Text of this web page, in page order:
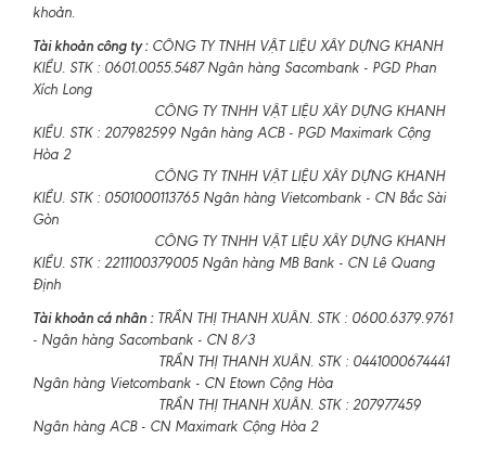
khoản.
Tài khoản công ty :CÔNG TY TNHH VẬT LIỆU XÂY DỰNG KHANH
KIỀU. STK : 0601.0055.5487 Ngân hàng Sacombank - PGD Phan
Xích Long
CÔNG TY TNHH VẬT LIỆU XÂY DỰNG KHANH
KIỀU. STK : 207982599 Ngân hàng ACB - PGD Maximark Cộng
Hòa 2
CÔNG TY TNHH VẬT LIỆU XÂY DỰNG KHANH
KIỀU. STK : 0501000113765 Ngân hàng Vietcombank - CN Bắc Sài
Gòn
CÔNG TY TNHH VẬT LIỆU XÂY DỰNG KHANH
KIỀU. STK : 2211100379005 Ngân hàng MB Bank - CN Lê Quang
Định
Tài khoản cá nhân :TRẦN THỊ THANH XUÂN. STK : 0600.6379.9761
- Ngân hàng Sacombank - CN 8/3
TRẦN THỊ THANH XUÂN. STK : 0441000674441
Ngân hàng Vietcombank - CN Etown Cộng Hòa
TRẦN THỊ THANH XUÂN. STK : 207977459
Ngân hàng ACB - CN Maximark Cộng Hòa 2